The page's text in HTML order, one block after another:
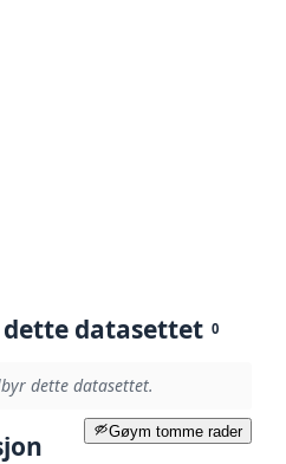
datasettet 0
dette datasettet.
Gøym tomme rader